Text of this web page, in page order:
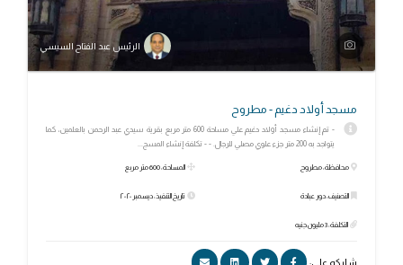
الرئيس عبد الفتاح السيسي
مسجد أولاد دغيم - مطروح
- تم إنشاء مسجد أولاد دغيم علي مساحة 600 متر مربع بقرية سيدي عبد الرحمن بالعلمين، كما
يتواجد به 200 متر جزء علوي مصلي للرجال. - - تكلفة إنشاء المسج...
محافظة: مطروح
التصنيف: دور عبادة
التكلفة: 3 مليون جنيه
المساحة: 600 متر مربع
تاريخ التنفيذ: ديسمبر ٢٠٢٠
شاركه علي: